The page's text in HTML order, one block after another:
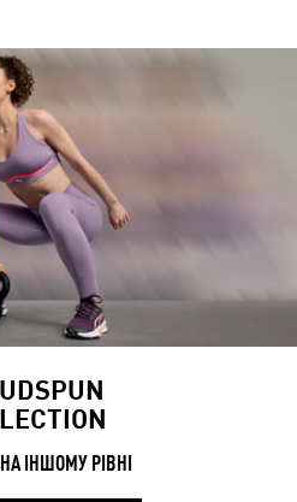
ІНШОМУ РІВНІ